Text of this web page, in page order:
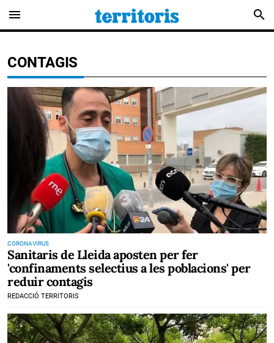
menu search
CONTAGIS
CORONAVIRUS
Sanitaris de Lleida aposten per fer
'confinaments selectius a les poblacions' per
reduir contagis
REDACCIÓ TERRITORIS